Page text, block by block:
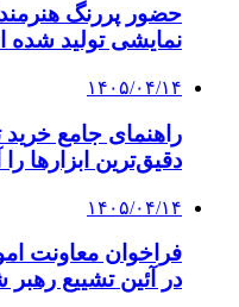
نمایشی تولید
۱۴۰۵/۰۴/۱۴
راهنمای جامع خرید
دقیق‌ترین ابزارها را
۱۴۰۵/۰۴/۱۴
فراخوان معاونت
در آئین تشییع رهبر